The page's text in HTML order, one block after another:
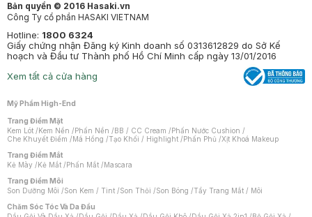
Bản quyền © 2016 Hasaki.vn
Công Ty cổ phần HASAKI VIETNAM
Hotline: 1800 6324
Giấy chứng nhận Đăng ký Kinh doanh số 0313612829 do Sở Kế
hoạch và Đầu tư Thành phố Hồ Chí Minh cấp ngày 13/01/2016
Xem tất cả cửa hàng
Mỹ Phẩm High-End
Trang Điểm Mặt
Kem Lót /Kem Nền /Phấn Nền /BB / CC Cream /Phấn Nước Cushion /
Che Khuyết Điểm /Má Hồng /Tạo Khối / Highlight /Phấn Phủ /Xịt Khoá Makeup
Trang Điểm Mắt
Kẻ Mày /Kẻ Mắt /Phấn Mắt /Mascara
Trang Điểm Môi
Son Dưỡng Môi /Son Kem / Tint /Son Thỏi /Son Bóng /Tẩy Trang Mắt / Môi
Chăm Sóc Tóc Và Da Đầu